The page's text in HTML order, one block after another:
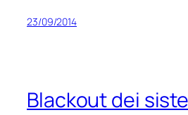
23/09/2014
Blackout dei